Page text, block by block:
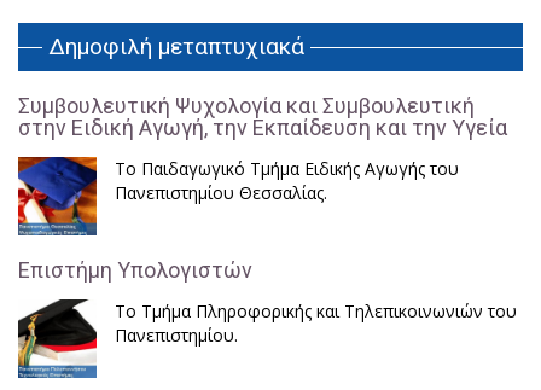
Δημοφιλή μεταπτυχιακά
Συμβουλευτική Ψυχολογία και Συμβουλευτική
στην Ειδική Αγωγή, την Εκπαίδευση και την Υγεία
Το Παιδαγωγικό Τμήμα Ειδικής Αγωγής του
Πανεπιστημίου Θεσσαλίας.
Επιστήμη Υπολογιστών
Το Τμήμα Πληροφορικής και Τηλεπικοινωνιών του
Πανεπιστημίου.